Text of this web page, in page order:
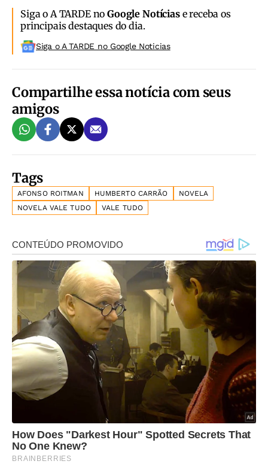
Siga o A TARDE noGoogle Notíciase receba os
principais destaques do dia.
Siga o A TARDE no Google Noticias
Compartilhe essa notícia com seus
amigos
Tags
AFONSO ROITMAN HUMBERTO CARRÃO
NOVELA
NOVELA VALE TUDO
VALE TUDO